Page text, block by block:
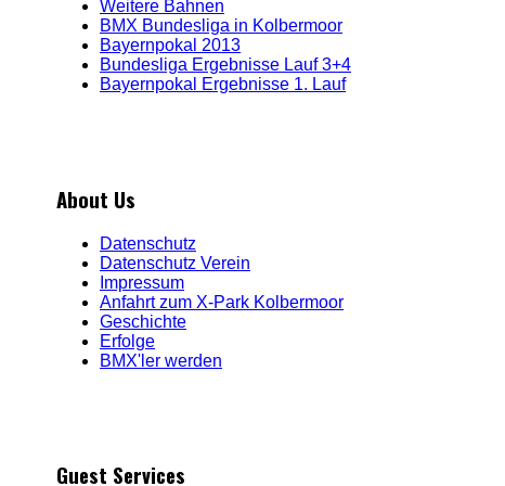
Weitere Bahnen
BMX Bundesliga in Kolbermoor
Bayernpokal 2013
Bundesliga Ergebnisse Lauf 3+4
Bayernpokal Ergebnisse 1. Lauf
About Us
Datenschutz
Datenschutz Verein
Impressum
Anfahrt zum X-Park Kolbermoor
Geschichte
Erfolge
BMX'ler werden
Guest Services